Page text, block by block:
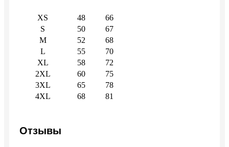
XS 48
66
S
50
67
M
52
68
L
55
70
XL
58
72
2XL
60
75
3XL
65
78
4XL
68 81
Отзывы